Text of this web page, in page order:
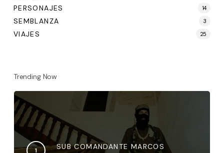
PERSONAJES 14
SEMBLANZA 3
VIAJES 25
Trending Now
SUB COMANDANTE MARCOS